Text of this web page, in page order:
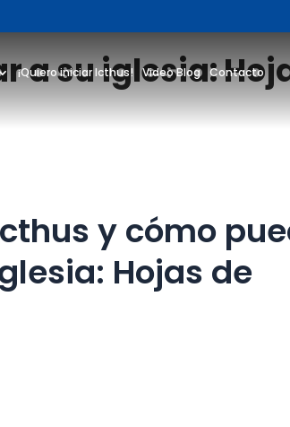
¡Quiero iniciar Icthus! Video Blog Contacto
a su iglesia:
y cómo
Hojas de